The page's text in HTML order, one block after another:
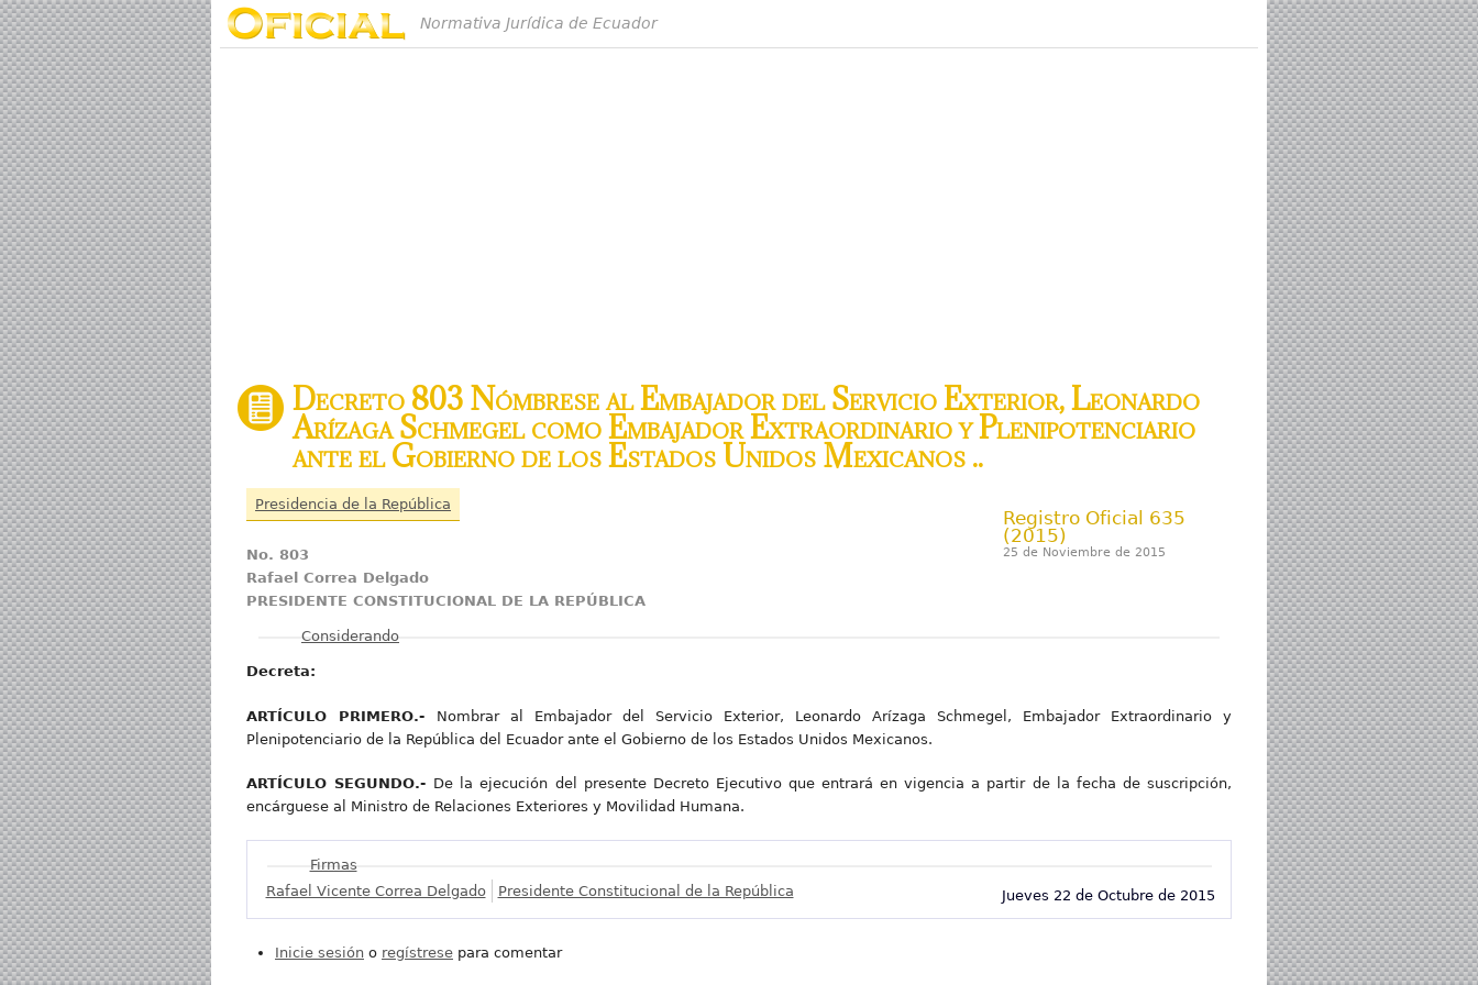
Normativa Jurídica de Ecuador
Decreto 803 Nómbrese al Embajador del Servicio Exterior, Leonardo
Arízaga Schmegel como Embajador Extraordinario y Plenipotenciario
ante el Gobierno de los Estados Unidos Mexicanos ..
Presidencia de la República
Registro Oficial 635
(2015)
25 de Noviembre de 2015
No. 803
Rafael Correa Delgado
PRESIDENTE CONSTITUCIONAL DE LA REPÚBLICA
Mostrar
Considerando
Decreta:
ARTÍCUL O PRIMERO.- Nombrar al Embajador del Servicio Exterior, Leonardo Arízaga Schmegel, Embajador Extraordinario y
Plenipotenciario de la República del Ecuador ante el Gobierno de los Estados Unidos Mexicanos.
ARTÍCULO SEGUNDO.- De la ejecución del presente Decreto Ejecutivo que entrará en vigencia a partir de la fecha de suscripción,
encárguese al Ministro de Relaciones Exteriores y Movilidad Humana.
Mostrar
Firmas
Jueves 22 de Octubre de 2015
Rafael Vicente Correa Delgado Presidente Constitucional de la República
Inicie sesión o regístrese para comentar